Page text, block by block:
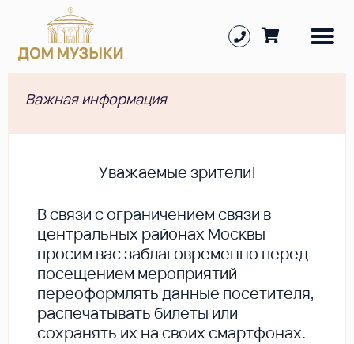
Важная информация
Уважаемые зрители!
В cвязи с ограничением связи в
центральных районах Москвы
просим вас заблаговременно перед
посещением мероприятий
переоформлять данные посетителя,
распечатывать билеты или
сохранять их на своих смартфонах.